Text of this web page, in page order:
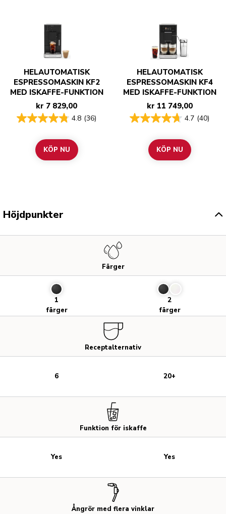
HELAUTOMATISK
ESPRESSOMASKIN KF2
MED ISKAFFE-FUNKTION
kr 7 829,00
4.8 (36)
KÖP NU
HELAUTOMATISK
ESPRESSOMASKIN KF4
MED ISKAFFE-FUNKTION
kr 11 749,00
4.7 (40)
KÖP NU
Höjdpunkter
Färger
Receptalternativ
Funktion för iskaffe
Ångrör med flera vinklar
1
färger
6
Yes
2
färger
20+
Yes